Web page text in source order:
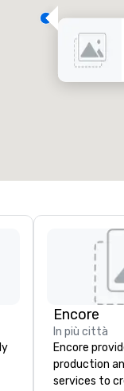
Encore
In più città
Encore
production
services to